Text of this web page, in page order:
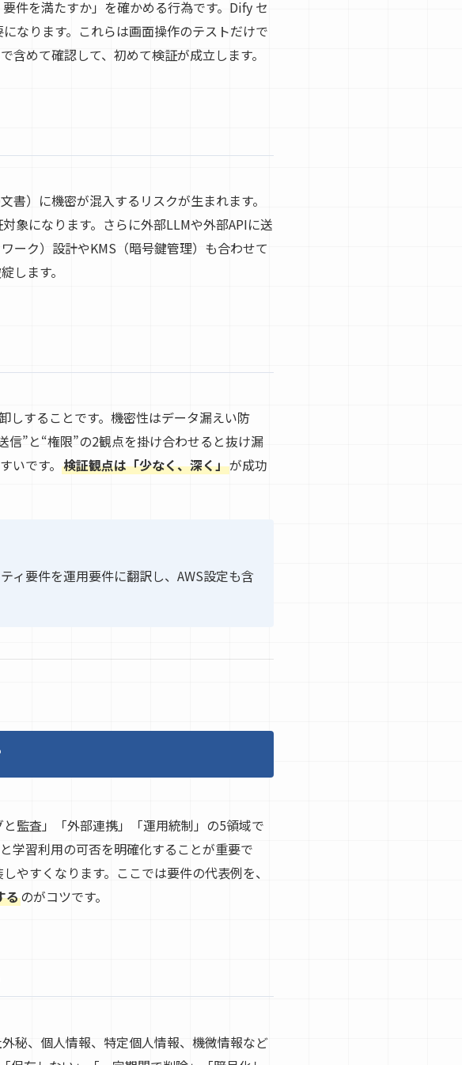
件を満たすか」を確かめる行為です。Dify セ
なります。これらは画面操作のテストだけで
めて確認して、初めて検証が成立します。
）に機密が混入するリスクが生まれます。
象になります。さらに外部LLMや外部APIに送
ーク）設計やKMS（暗号鍵管理）も合わせて
します。
しすることです。機密性はデータ漏えい防
”と“権限”の2観点を掛け合わせると抜け漏
いです。 検証観点は「少なく、深く」が成功
ィ要件を運用要件に翻訳し、AWS設定も含
監査」「外部連携」「運用統制」の5領域で
学習利用の可否を明確化することが重要で
やすくなります。ここでは要件の代表例を、
るのがコツです。
秘、個人情報、特定個人情報、機微情報など